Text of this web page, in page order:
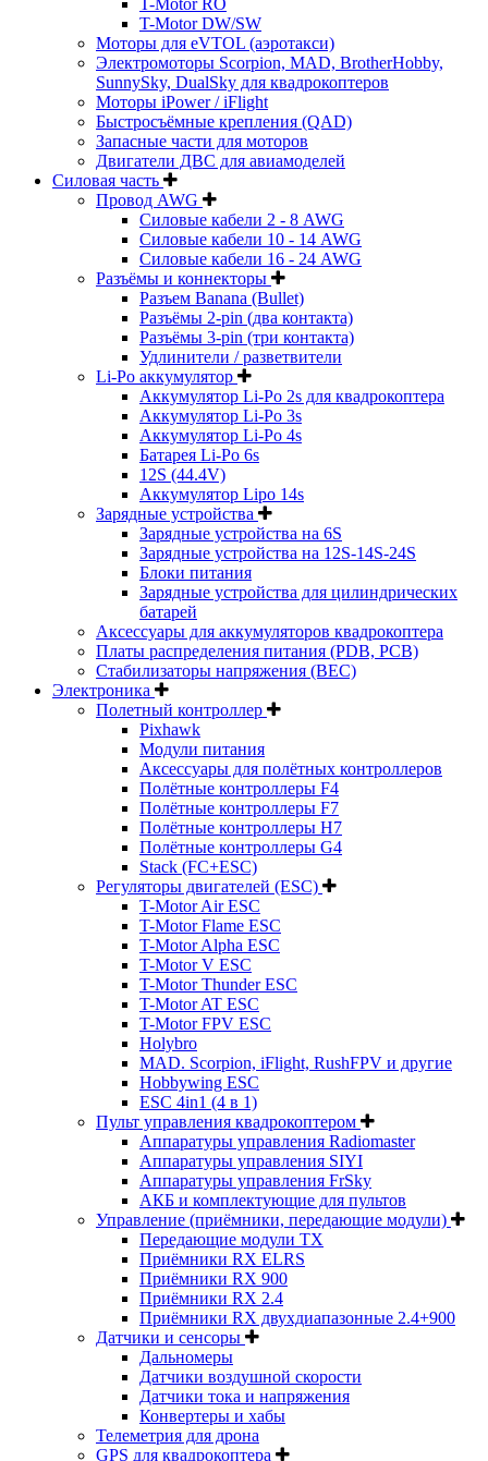
T-Motor RO
T-Motor DW/SW
Моторы для eVTOL (аэротакси)
Электромоторы Scorpion, MAD, BrotherHobby,
SunnySky, DualSky для квадрокоптеров
Моторы iPower / iFlight
Быстросъёмные крепления (QAD)
Запасные части для моторов
Двигатели ДВС для авиамоделей
Силовая часть
Провод AWG
Силовые кабели 2 - 8 AWG
Силовые кабели 10 - 14 AWG
Силовые кабели 16 - 24 AWG
Разъёмы и коннекторы
Разъем Banana (Bullet)
Разъёмы 2-pin (два контакта)
Разъёмы 3-pin (три контакта)
Удлинители / разветвители
Li-Po аккумулятор
Аккумулятор Li-Po 2s для квадрокоптера
Аккумулятор Li-Po 3s
Аккумулятор Li-Po 4s
Батарея Li-Po 6s
12S (44.4V)
Аккумулятор Lipo 14s
Зарядные устройства
Зарядные устройства на 6S
Зарядные устройства на 12S-14S-24S
Блоки питания
Зарядные устройства для цилиндрических
батарей
Аксессуары для аккумуляторов квадрокоптера
Платы распределения питания (PDB, PCB)
Стабилизаторы напряжения (BEC)
Электроника
Полетный контроллер
Pixhawk
Модули питания
Аксессуары для полётных контроллеров
Полётные контроллеры F4
Полётные контроллеры F7
Полётные контроллеры H7
Полётные контроллеры G4
Stack (FC+ESC)
Регуляторы двигателей (ESC)
T-Motor Air ESC
T-Motor Flame ESC
T-Motor Alpha ESC
T-Motor V ESC
T-Motor Thunder ESC
T-Motor AT ESC
T-Motor FPV ESC
Holybro
MAD. Scorpion, iFlight, RushFPV и другие
Hobbywing ESC
ESC 4in1 (4 в 1)
Пульт управления квадрокоптером
Аппаратуры управления Radiomaster
Аппаратуры управления SIYI
Аппаратуры управления FrSky
АКБ и комплектующие для пультов
Управление (приёмники, передающие модули)
Передающие модули TX
Приёмники RX ELRS
Приёмники RX 900
Приёмники RX 2.4
Приёмники RX двухдиапазонные 2.4+900
Датчики и сенсоры
Дальномеры
Датчики воздушной скорости
Датчики тока и напряжения
Конвертеры и хабы
Телеметрия для дрона
GPS для квадрокоптера